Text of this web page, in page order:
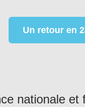
Un retour en
nationale et